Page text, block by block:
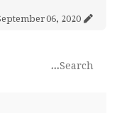
06, 2020